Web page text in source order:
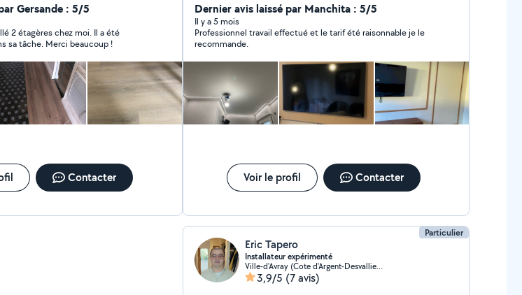
peint.
et peinture. Pose et
Pose de
Gersande : 5/5
2 étagères chez moi. Il a été
sa tâche. Merci beaucoup !
Contacter
Dernier avis laissé par Manchita : 5/5
Il y a 5 mois
Professionnel travail effectué et le tarif été raisonnable je le
recommande.
Voir le profil Contacter
Particulier
Eric Tapero
Installateur expérimenté
Ville-d'Avray (Cote d'Argent-Desvallieres-Gambetta)
3,9/5 (7 avis)